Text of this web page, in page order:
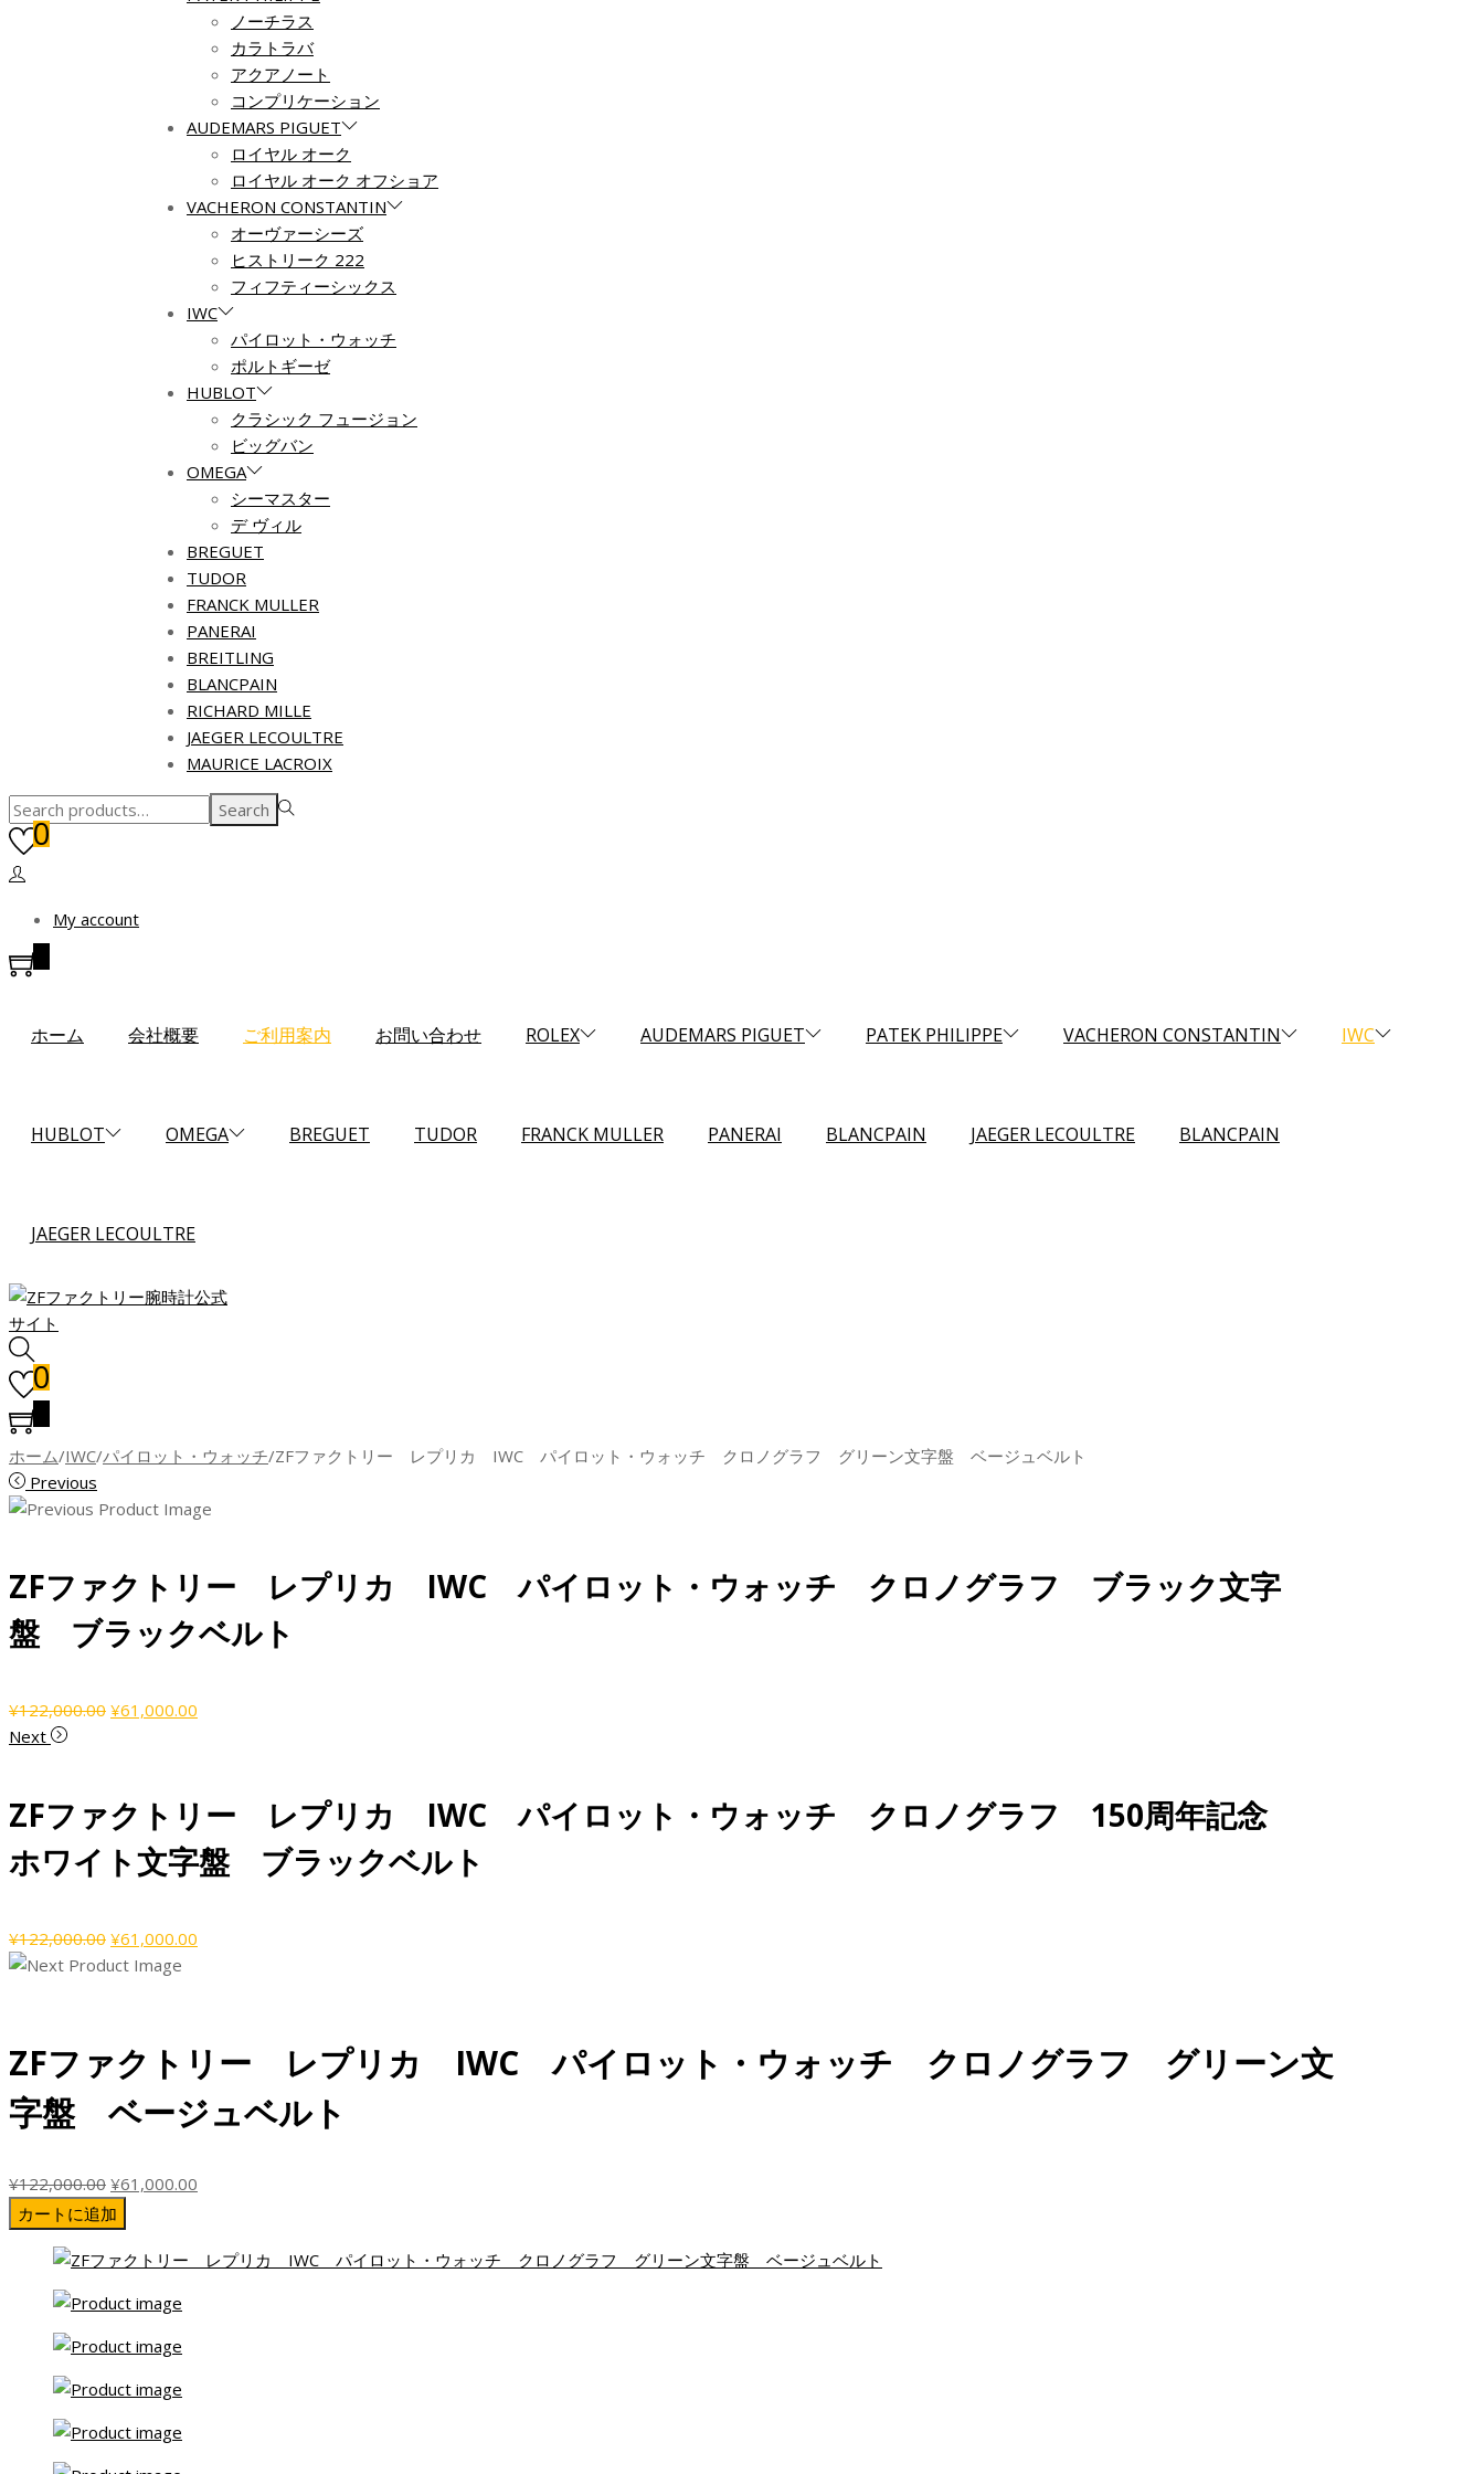
ノーチラス
カラトラバ
アクアノート
コンプリケーション
AUDEMARS PIGUET
ロイヤル オーク
ロイヤル オーク オフショア
VACHERON CONSTANTIN
オーヴァーシーズ
ヒストリーク 222
フィフティーシックス
IWC
パイロット・ウォッチ
ポルトギーゼ
HUBLOT
クラシック フュージョン
ビッグバン
OMEGA
シーマスター
デ ヴィル
BREGUET
TUDOR
FRANCK MULLER
PANERAI
BREITLING
BLANCPAIN
RICHARD MILLE
JAEGER LECOULTRE
MAURICE LACROIX
Search
for:>
Search
0
My account
0
ホーム 会社概要 ご利用案内 お問い合わせ ROLEX AUDEMARS PIGUET PATEK PHILIPPE VACHERON CONSTANTIN IWC
HUBLOT OMEGA BREGUET TUDOR FRANCK MULLER PANERAI BLANCPAIN JAEGER LECOULTRE BLANCPAIN
JAEGER LECOULTRE
0
0
ホーム/IWC/パイロット・ウォッチ/ZFファクトリー レプリカ IWC パイロット・ウォッチ クロノグラフ グリーン文字盤 ベージュベルト
Previous
ZFファクトリー レプリカ IWC パイロット・ウォッチ クロノグラフ ブラック文字
盤 ブラックベルト
¥122,000.00 元
は
¥122,000.00
で
¥61,000.00
格
は
¥61,000.00
Next
ZFファクトリー レプリカ IWC パイロット・ウォッチ クロノグラフ 150周年記念
ホワイト文字盤 ブラックベルト
¥122,000.00 元
の
¥122,000.00
し
¥61,000.00
は
¥61,000.00
で
ZFファクトリー レプリカ IWC パイロット・ウォッチ クロノグラフ グリーン文
字盤 ベージュベルト
¥122,000.00 元
の
価
格
¥122,000.00
で
た。
¥61,000.00
価
カートに追加